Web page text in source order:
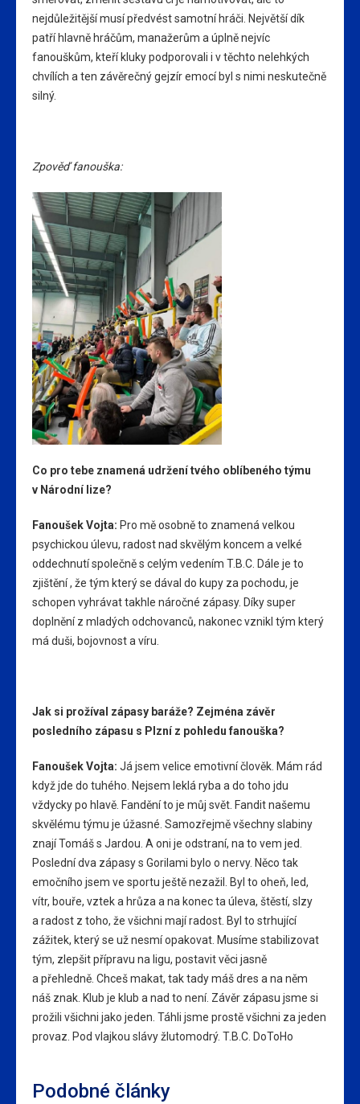
nejdůležitější musí předvést samotní hráči. Největší dík
patří hlavně hráčům, manažerům a úplně nejvíc
fanouškům, kteří kluky podporovali i v těchto nelehkých
chvílích a ten závěrečný gejzír emocí byl s nimi neskutečně
silný.
Zpověď fanouška:
Co pro tebe znamená udržení tvého oblíbeného týmu
v Národní lize?
Fanoušek Vojta: Pro mě osobně to znamená velkou
psychickou úlevu, radost nad skvělým koncem a velké
oddechnutí společně s celým vedením T.B.C. Dále je to
zjištění , že tým který se dával do kupy za pochodu, je
schopen vyhrávat takhle náročné zápasy. Díky super
doplnění z mladých odchovanců, nakonec vznikl tým který
má duši, bojovnost a víru.
Jak si prožíval zápasy baráže? Zejména závěr
posledního zápasu s Plzní z pohledu fanouška?
Fanoušek Vojta: Já jsem velice emotivní člověk. Mám rád
když jde do tuhého. Nejsem leklá ryba a do toho jdu
vždycky po hlavě. Fandění to je můj svět. Fandit našemu
skvělému týmu je úžasné. Samozřejmě všechny slabiny
znají Tomáš s Jardou. A oni je odstraní, na to vem jed.
Poslední dva zápasy s Gorilami bylo o nervy. Něco tak
emočního jsem ve sportu ještě nezažil. Byl to oheň, led,
vítr, bouře, vztek a hrůza a na konec ta úleva, štěstí, slzy
a radost z toho, že všichni mají radost. Byl to strhující
zážitek, který se už nesmí opakovat. Musíme stabilizovat
tým, zlepšit přípravu na ligu, postavit věci jasně
a přehledně. Chceš makat, tak tady máš dres a na něm
náš znak. Klub je klub a nad to není. Závěr zápasu jsme si
prožili všichni jako jeden. Táhli jsme prostě všichni za jeden
provaz. Pod vlajkou slávy žlutomodrý. T.B.C. DoToHo
Podobné články